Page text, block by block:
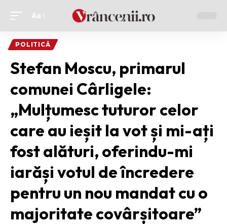
Ajustor
font
Aa
POLITICĂ
Stefan Moscu, primarul
comunei Cârligele:
„Mulțumesc tuturor celor
care au ieșit la vot și mi-ați
fost alături, oferindu-mi
iarăși votul de încredere
pentru un nou mandat cu o
majoritate covârșitoare”